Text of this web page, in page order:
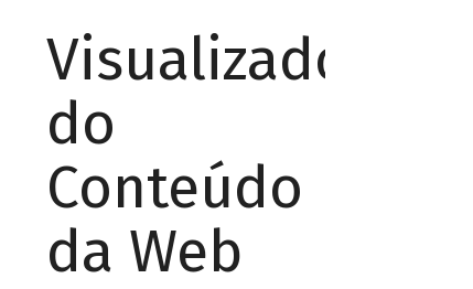
Visualizador
do
Conteúdo
da Web